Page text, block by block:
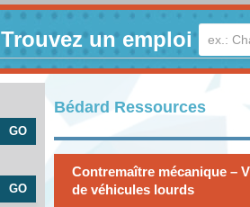
Trouvez un emploi
Bédard Ressources
Contremaître mécanique –
de véhicules lourds